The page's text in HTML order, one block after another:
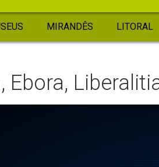
MIRANDÊS LITORAL
Ebora,